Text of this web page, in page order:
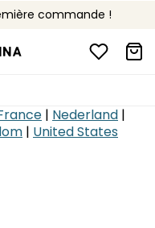
commande !
de 90€
| Nederland |
| United States